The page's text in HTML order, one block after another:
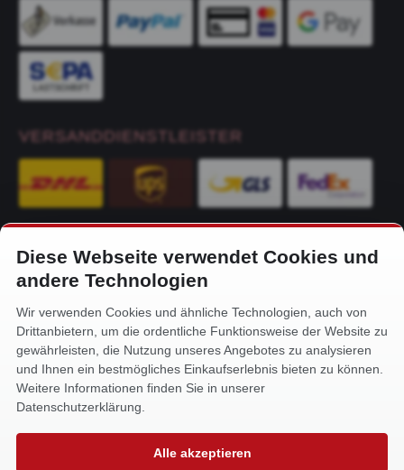
VERSANDDIENSTLEISTER
KONTAKT
Alfa-Service Hurtienne GmbH
Siemensstr. 32
59199 Bönen
+49 (0) 2383 93640
info@alfa-service.com
Whatsapp (no voice calls):
Diese Webseite verwendet Cookies und
andere Technologien
Wir verwenden Cookies und ähnliche Technologien, auch von
Drittanbietern, um die ordentliche Funktionsweise der Website zu
gewährleisten, die Nutzung unseres Angebotes zu analysieren
und Ihnen ein bestmögliches Einkaufserlebnis bieten zu können.
Weitere Informationen finden Sie in unserer
Datenschutzerklärung.
Alle akzeptieren